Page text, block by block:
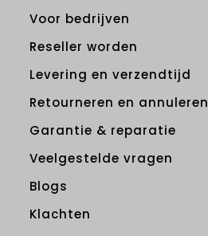
Voor bedrijven
Reseller worden
Levering en verzendtijd
Retourneren en annuleren
Garantie & reparatie
Veelgestelde vragen
Blogs
Klachten